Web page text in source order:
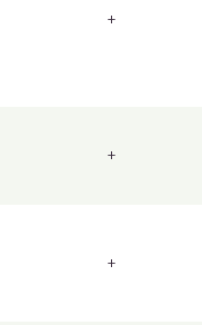
+
+
+